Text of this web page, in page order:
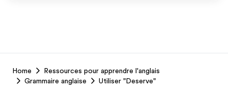
Footer
Home
Ressources pour apprendre l'anglais
Grammaire anglaise
Utiliser "Deserve"